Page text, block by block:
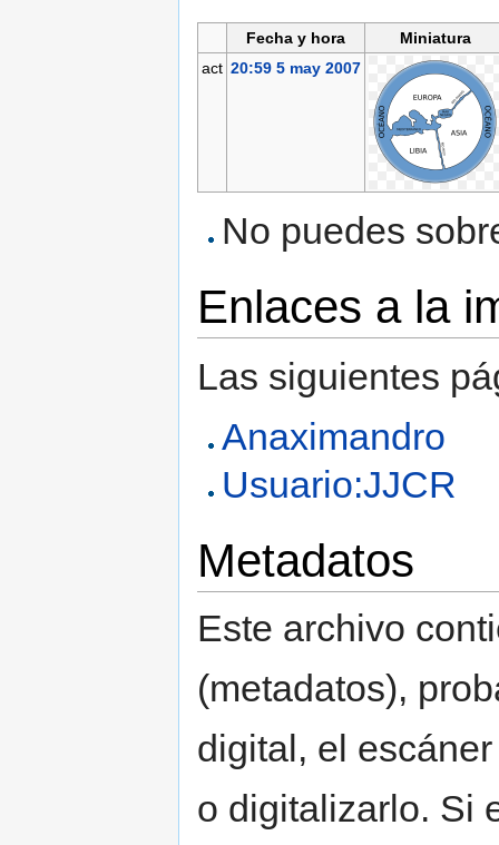
Fecha y hora
Miniatura
act 20:59 5 may 2007
No puedes
Enlaces a la
Las siguientes
Anaximandro
Usuario:JJCR
Metadatos
Este archivo
(metadatos),
digital, el
o digitalizarlo. Si